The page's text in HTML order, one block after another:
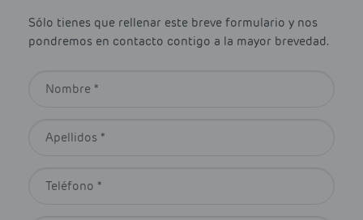
Sólo tienes que rellenar este breve formulario y nos
pondremos en contacto contigo a la mayor brevedad.